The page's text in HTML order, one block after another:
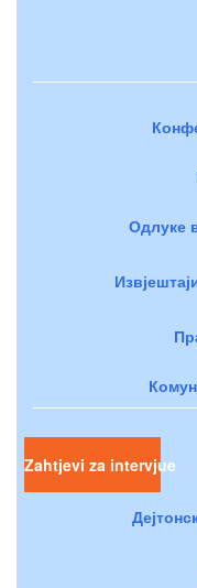
Одлуке
Zahtjevi za intervjue